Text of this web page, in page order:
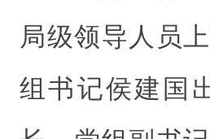
局级领导人员
组书记侯建国